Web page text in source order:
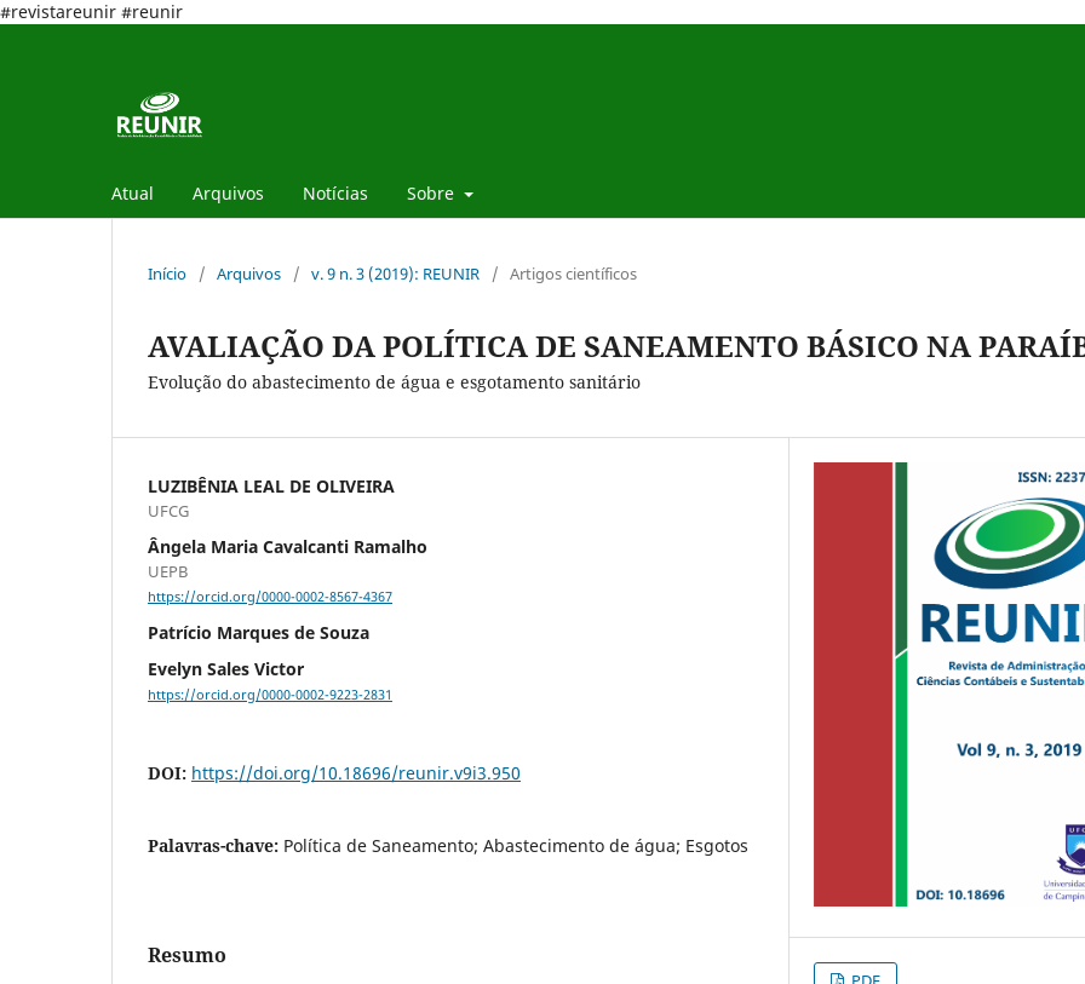
#revistareunir #reunir
Atual Arquivos Notícias Sobre
Início / Arquivos / v. 9 n. 3 (2019): REUNIR / Artigos científicos
AVALIAÇÃO DA POLÍTICA DE SANEAMENTO BÁSICO NA
Evolução do abastecimento de água e esgotamento sanitário
LUZIBÊNIA LEAL DE OLIVEIRA
UFCG
Ângela Maria Cavalcanti Ramalho
UEPB
https://orcid.org/0000-0002-8567-4367
Patrício Marques de Souza
Evelyn Sales Victor
https://orcid.org/0000-0002-9223-2831
DOI: https://doi.org/10.18696/reunir.v9i3.950
Palavras-chave: Política de Saneamento; Abastecimento de água; Esgotos
Resumo